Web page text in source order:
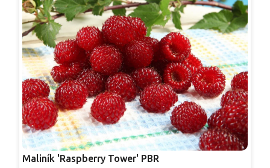
Maliník 'Raspberry Tower' PBR